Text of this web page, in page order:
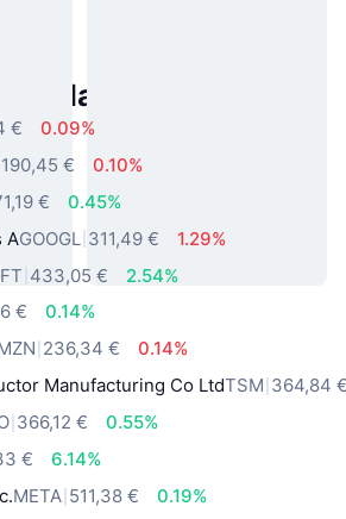
€
0.09%
190,45 €
0.10%
€
0.45%
AGOOGL 311,49 €
1.29%
433,05 €
2.54%
€
0.14%
236,34 €
0.14%
Manufacturing Co LtdTSM 364,84
366,12 €
0.55%
€
6.14%
META 511,38 €
0.19%